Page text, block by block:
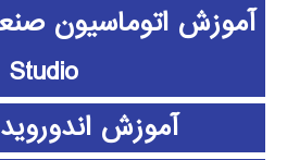
Studio
آموزش اندوروید android